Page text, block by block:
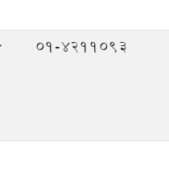
01-4211093